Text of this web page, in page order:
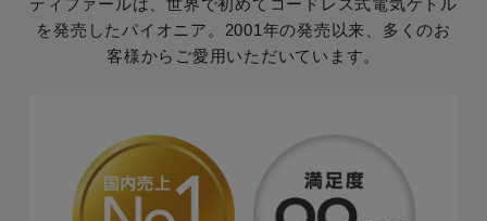
を発売したパイオニア。​ 2001年の発売以来、多くのお
客様からご愛用いただいています。